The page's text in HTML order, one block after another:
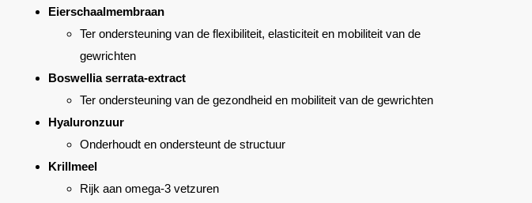
Eierschaalmembraan
Ter ondersteuning van de flexibiliteit, elasticiteit en mobiliteit van de
gewrichten
Boswellia serrata-extract
Ter ondersteuning van de gezondheid en mobiliteit van de gewrichten
Hyaluronzuur
Onderhoudt en ondersteunt de structuur
Krillmeel
Rijk aan omega-3 vetzuren